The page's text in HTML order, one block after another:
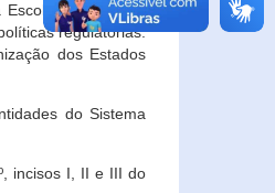
Nacional de
regulatórias.
dos Estados
do Sistema
incisos I, II e III do